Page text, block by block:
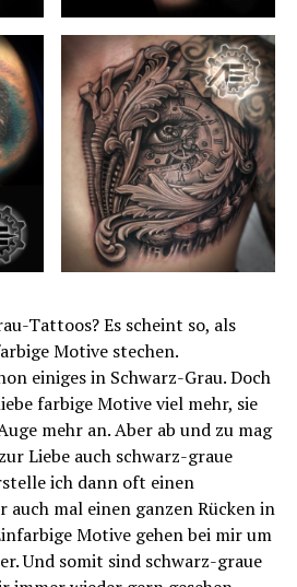
Tattoos? Es scheint so, als
Motive stechen.
einiges in Schwarz-Grau. Doch
farbige Motive viel mehr, sie
mehr an. Aber ab und zu mag
Liebe auch schwarz-graue
ich dann oft einen
mal einen ganzen Rücken in
Motive gehen bei mir um
Und somit sind schwarz-graue